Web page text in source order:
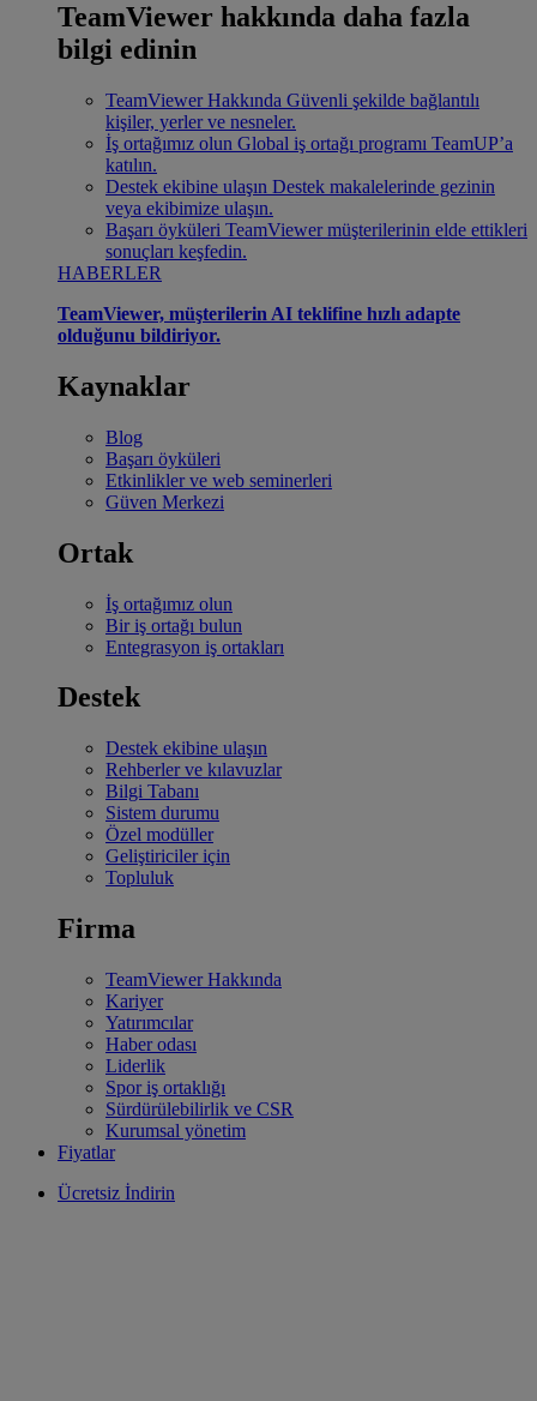
TeamViewer hakkında daha fazla
bilgi edinin
TeamViewer Hakkında Güvenli şekilde bağlantılı
kişiler, yerler ve nesneler.
İş ortağımız olun Global iş ortağı programı TeamUP’a
katılın.
Destek ekibine ulaşın Destek makalelerinde gezinin
veya ekibimize ulaşın.
Başarı öyküleri TeamViewer müşterilerinin elde ettikleri
sonuçları keşfedin.
HABERLER
TeamViewer, müşterilerin AI teklifine hızlı adapte
olduğunu bildiriyor.
Kaynaklar
Blog
Başarı öyküleri
Etkinlikler ve web seminerleri
Güven Merkezi
Ortak
İş ortağımız olun
Bir iş ortağı bulun
Entegrasyon iş ortakları
Destek
Destek ekibine ulaşın
Rehberler ve kılavuzlar
Bilgi Tabanı
Sistem durumu
Özel modüller
Geliştiriciler için
Topluluk
Firma
TeamViewer Hakkında
Kariyer
Yatırımcılar
Haber odası
Liderlik
Spor iş ortaklığı
Sürdürülebilirlik ve CSR
Kurumsal yönetim
Fiyatlar
Ücretsiz İndirin